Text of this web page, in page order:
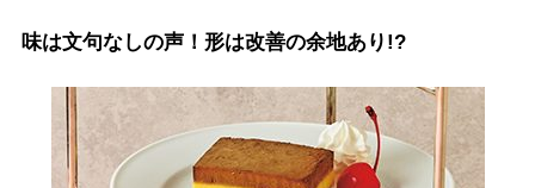
味は文句なしの声！形は改善の余地あり!?